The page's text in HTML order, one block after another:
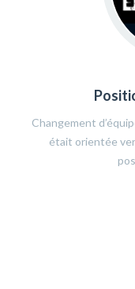
Changement
était orientée